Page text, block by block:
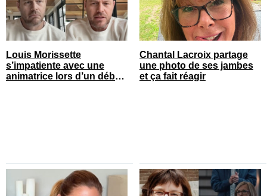
Louis Morissette
s’impatiente avec une
animatrice lors d’un débat
Chantal Lacroix partage
une photo de ses jambes
et ça fait réagir